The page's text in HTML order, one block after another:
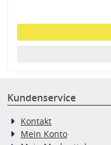
Kundenservice
Kontakt
Mein Konto